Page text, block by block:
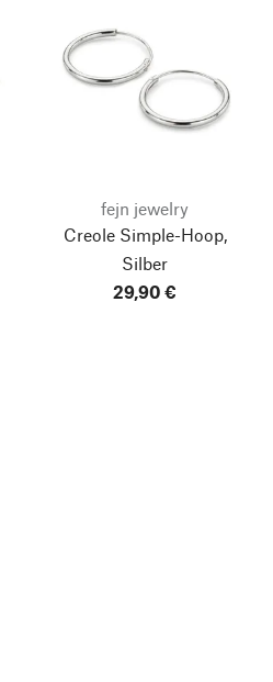
fejn jewelry
Creole Simple-Hoop,
Silber
29,90 €